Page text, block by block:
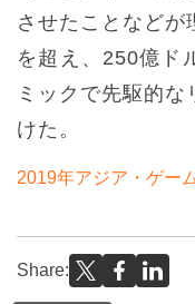
させたことなどが
を超え、250億ド
ミックで先駆的
けた。
2019年アジア・ゲー
Share: